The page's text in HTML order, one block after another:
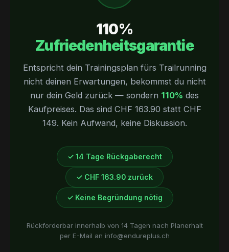
110%
Zufriedenheitsgarantie
Entspricht dein Trainingsplan fürs Trailrunning
nicht deinen Erwartungen, bekommst du nicht
nur dein Geld zurück — sondern 110% des
Kaufpreises. Das sind CHF 163.90 statt CHF
149. Kein Aufwand, keine Diskussion.
✓ 14 Tage Rückgaberecht
✓ CHF 163.90 zurück
✓ Keine Begründung nötig
Rückforderbar innerhalb von 14 Tagen nach Planerhalt
per E-Mail an info@endureplus.ch